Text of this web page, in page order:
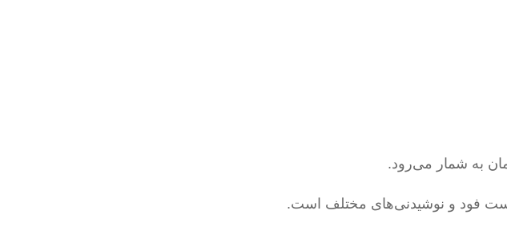
به شمار می‌رود.
فست فود و نوشیدنی‌های مختلف است.